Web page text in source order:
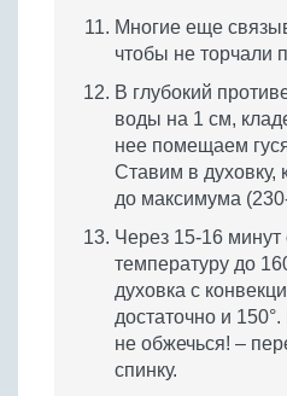
Многие еще
чтобы не торчали
В глубокий
воды на 1 см,
нее помещаем
Ставим в духовку,
до максимума
Через 15-16
температуру до
духовка с
достаточно и
не обжечься! –
спинку.